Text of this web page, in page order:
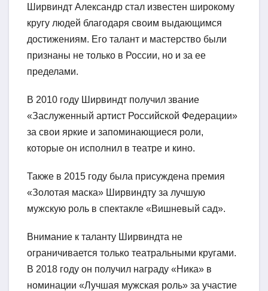
Ширвиндт Александр стал известен широкому
кругу людей благодаря своим выдающимся
достижениям. Его талант и мастерство были
признаны не только в России, но и за ее
пределами.
В 2010 году Ширвиндт получил звание
«Заслуженный артист Российской Федерации»
за свои яркие и запоминающиеся роли,
которые он исполнил в театре и кино.
Также в 2015 году была присуждена премия
«Золотая маска» Ширвиндту за лучшую
мужскую роль в спектакле «Вишневый сад».
Внимание к таланту Ширвиндта не
ограничивается только театральными кругами.
В 2018 году он получил награду «Ника» в
номинации «Лучшая мужская роль» за участие